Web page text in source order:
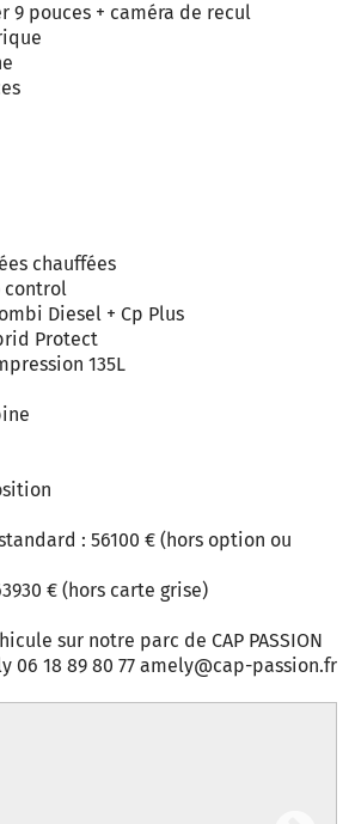
9 pouces + caméra de recul
chauffées
control
Diesel + Cp Plus
Protect
135L
: 56100 € (hors option ou
€ (hors carte grise)
sur notre parc de CAP PASSION
06 18 89 80 77 amely@cap-passion.fr